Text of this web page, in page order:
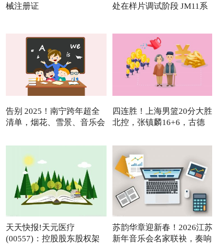
械注册证
处在样片调试阶段 JM11系
告别 2025！南宁跨年超全
清单，烟花、雪景、音乐会
四连胜！上海男篮20分大胜
北控，张镇麟16+6，古德
天天快报!天元医疗
(00557)：控股股东股权架
苏韵华章迎新春！2026江苏
新年音乐会名家联袂，奏响